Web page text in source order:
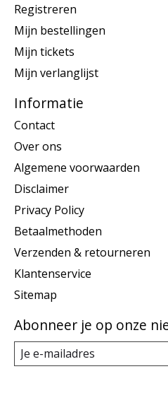
Registreren
Mijn bestellingen
Mijn tickets
Mijn verlanglijst
Informatie
Contact
Over ons
Algemene voorwaarden
Disclaimer
Privacy Policy
Betaalmethoden
Verzenden & retourneren
Klantenservice
Sitemap
Abonneer je op onze